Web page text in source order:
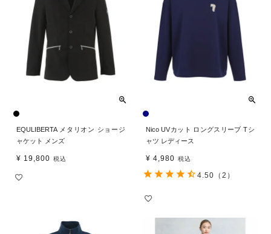
EQULIBERTA メタリオン ショージ
ャケット メンズ
¥ 19,800 税込
Nico UVカット ロングスリーブ Tシ
ャツ レディース
¥ 4,980 税込
4.50 （2）